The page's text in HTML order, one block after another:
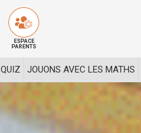
ESPACE
PARENTS
QUIZ JOUONS AVEC LES MATHS